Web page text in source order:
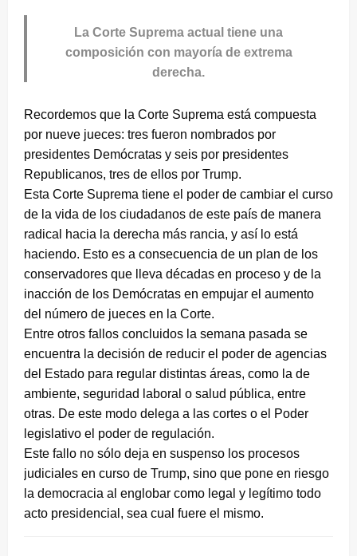
La Corte Suprema actual tiene una
composición con mayoría de extrema
derecha.
Recordemos que la Corte Suprema está compuesta
por nueve jueces: tres fueron nombrados por
presidentes Demócratas y seis por presidentes
Republicanos, tres de ellos por Trump.
Esta Corte Suprema tiene el poder de cambiar el curso
de la vida de los ciudadanos de este país de manera
radical hacia la derecha más rancia, y así lo está
haciendo. Esto es a consecuencia de un plan de los
conservadores que lleva décadas en proceso y de la
inacción de los Demócratas en empujar el aumento
del número de jueces en la Corte.
Entre otros fallos concluidos la semana pasada se
encuentra la decisión de reducir el poder de agencias
del Estado para regular distintas áreas, como la de
ambiente, seguridad laboral o salud pública, entre
otras. De este modo delega a las cortes o el Poder
legislativo el poder de regulación.
Este fallo no sólo deja en suspenso los procesos
judiciales en curso de Trump, sino que pone en riesgo
la democracia al englobar como legal y legítimo todo
acto presidencial, sea cual fuere el mismo.